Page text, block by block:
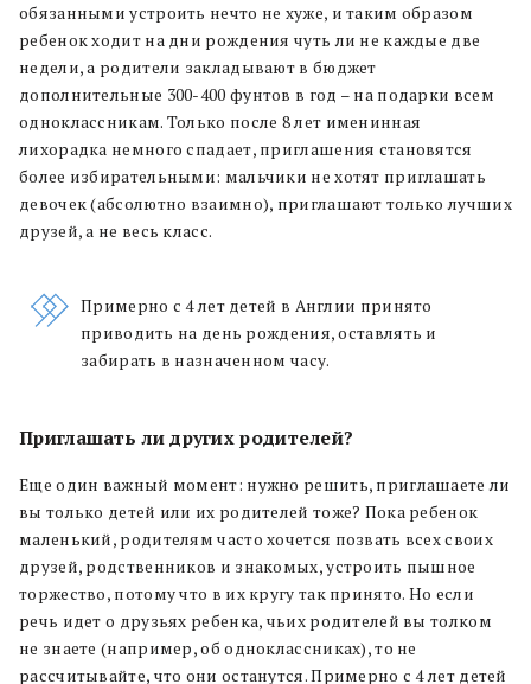
обязанными устроить нечто не хуже, и таким образом
ребенок ходит на дни рождения чуть ли не каждые две
недели, а родители закладывают в бюджет
дополнительные 300-400 фунтов в год – на подарки всем
одноклассникам. Только после 8 лет именинная
лихорадка немного спадает, приглашения становятся
более избирательными: мальчики не хотят приглашать
девочек (абсолютно взаимно), приглашают только лучших
друзей, а не весь класс.
Примерно с 4 лет детей в Англии принято
приводить на день рождения, оставлять и
забирать в назначенном часу.
Приглашать ли других родителей?
Еще один важный момент: нужно решить, приглашаете ли
вы только детей или их родителей тоже? Пока ребенок
маленький, родителям часто хочется позвать всех своих
друзей, родственников и знакомых, устроить пышное
торжество, потому что в их кругу так принято. Но если
речь идет о друзьях ребенка, чьих родителей вы толком
не знаете (например, об одноклассниках), то не
рассчитывайте, что они останутся. Примерно с 4 лет детей